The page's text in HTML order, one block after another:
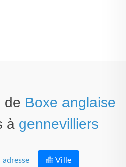
de Boxe anglaise
à gennevilliers
Ville